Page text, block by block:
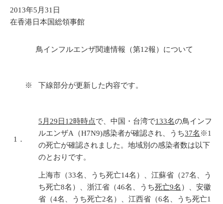
2013年5月31日
在香港日本国総領事館
鳥インフルエンザ関連情報（第12報）について
※ 下線部分が更新した内容です。
1．
5月29日12時時点で、中国・台湾で133名の鳥インフ
ルエンザA（H7N9)感染者が確認され、うち37名 ※1
の死亡が確認されました。地域別の感染者数は以下
のとおりです。
上海市（33名、うち死亡14名）、江蘇省（27名、う
ち死亡8名）、浙江省（46名、うち死亡9名 ）、安徽
省（4名、うち死亡2名）、江西省（6名、うち死亡1